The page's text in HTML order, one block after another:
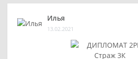
Илья
13.02.2021